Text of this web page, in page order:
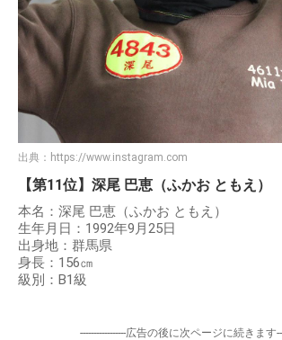
出典： https://www.instagram.com
【第11位】深尾 巴恵（ふかお ともえ）
本名：深尾 巴恵（ふかお ともえ）
生年月日：1992年9月25日
出身地：群馬県
身長：156㎝
級別：B1級
-----------------広告の後に次ページに続きます